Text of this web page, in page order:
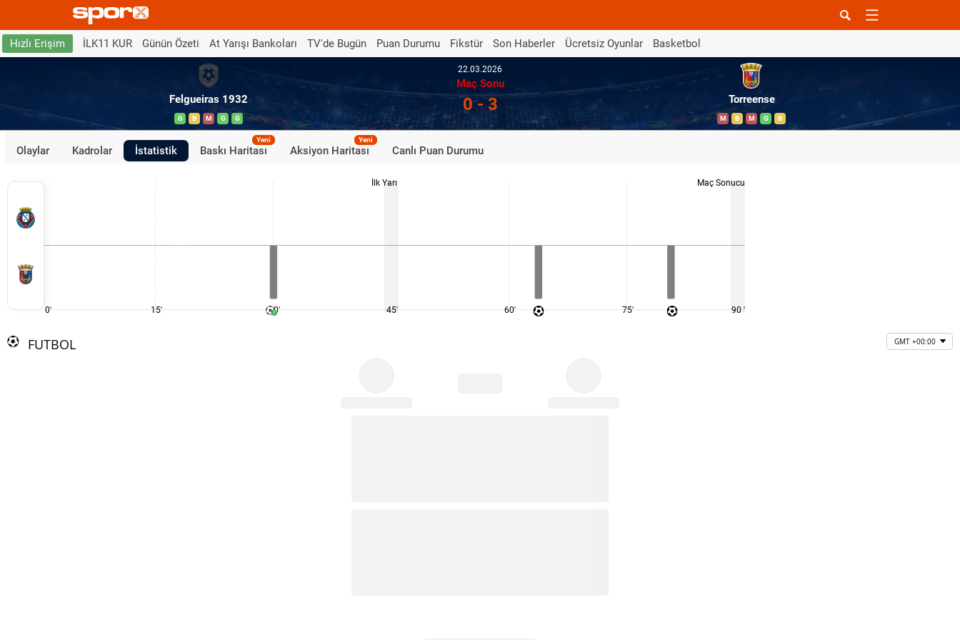
Hızlı Erişim İLK11 KUR Günün Özeti At Yarışı Bankoları TV'de Bugün Puan Durumu Fikstür Son Haberler Ücretsiz Oyunlar Basketbol
Felgueiras 1932
G B M G G
22.03.2026
Maç Sonu
0 - 3 Torreense
M B M G B
Olaylar Kadrolar İstatistik Baskı Haritası
Yeni
Aksiyon Haritası
Yeni
Canlı Puan Durumu
0' 15' 30'
İlk Yarı
45' 60' 75'
Maç Sonucu
90 '
FUTBOL GMT +00:00